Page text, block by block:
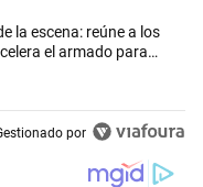
Milei vuelve al centro de
la escena: reúne a los
el armado para
por